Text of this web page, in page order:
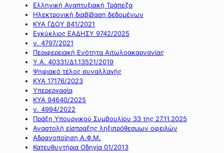
Ελληνική Αναπτυξιακή Τράπεζα
Ηλεκτρονική διαβίβαση δεδομένων
ΚΥΑ ΓΔΟΥ 841/2021
Εγκύκλιος ΕΑΔΗΣΥ 9742/2025
ν. 4797/2021
Περιφερειακή Ενότητα Αιτωλοακαρνανίας
Υ.Α. 40331/Δ1.13521/2019
Ψηφιακό τέλος συναλλαγής
ΚΥΑ 17176/2023
Υπερεργασία
ΚΥΑ 94640/2025
ν. 4994/2022
Πράξη Υπουργικού Συμβουλίου 33 της 27.11.2025
Αναστολή είσπραξης ληξιπρόθεσμων οφειλών
Αδρανοποίηση Α.Φ.Μ.
Κατευθυντήρια Οδηγία 01/2013